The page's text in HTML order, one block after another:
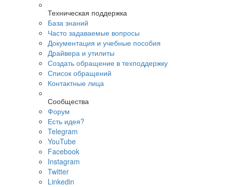
Техническая поддержка
База знаний
Часто задаваемые вопросы
Документация и учебные пособия
Драйвера и утилиты
Создать обращение в техподдержку
Список обращений
Контактные лица
Сообщества
Форум
Есть идея?
Telegram
YouTube
Facebook
Instagram
Twitter
Linkedin